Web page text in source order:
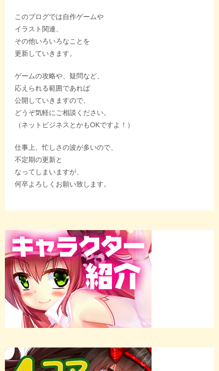
このブログでは自作ゲームや
イラスト関連、
その他いろいろなことを
更新していきます。
ゲームの攻略や、疑問など、
応えられる範囲であれば
公開していきますので、
どうぞ気軽にご相談ください。
（ネットビジネスとかもOKですよ！）
仕事上、忙しさの波が多いので、
不定期の更新と
なってしまいますが、
何卒よろしくお願い致します。